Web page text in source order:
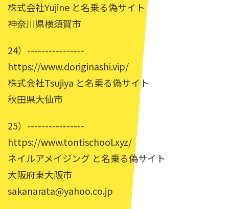
株式会社Yujine と名乗る偽サイト
神奈川県横須賀市
24）----------------
https://www.doriginashi.vip/
株式会社Tsujiya と名乗る偽サイト
秋田県大仙市
25）----------------
https://www.tontischool.xyz/
ネイルアメイジング と名乗る偽サイト
大阪府東大阪市
sakanarata@yahoo.co.jp